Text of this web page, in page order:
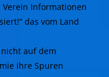
Informationen
das vom Land
auf dem
ihre Spuren